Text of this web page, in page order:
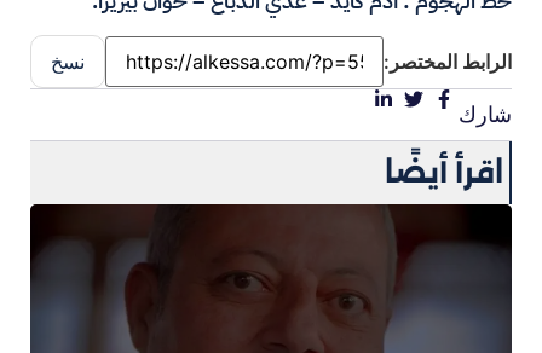
الرابط المختصر: نسخ
شارك
اقرأ أيضًا